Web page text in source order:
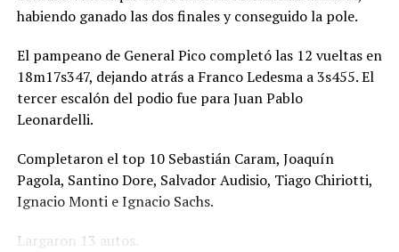
habiendo ganado las dos finales y conseguido la pole.
El pampeano de General Pico completó las 12 vueltas en
18m17s347, dejando atrás a Franco Ledesma a 3s455. El
tercer escalón del podio fue para Juan Pablo
Leonardelli.
Completaron el top 10 Sebastián Caram, Joaquín
Pagola, Santino Dore, Salvador Audisio, Tiago Chiriotti,
Ignacio Monti e Ignacio Sachs.
Largaron 13 autos.